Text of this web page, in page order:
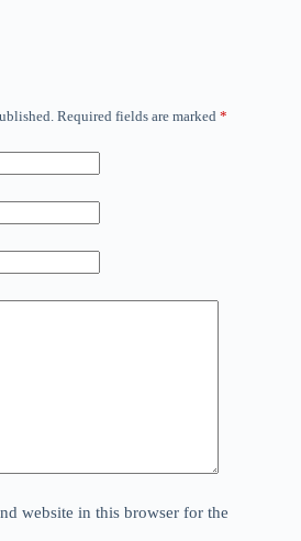
Required fields are marked *
website in this browser for the